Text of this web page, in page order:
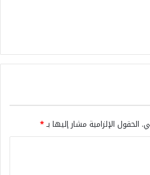
الحقول الإلزامية مشار إليها بـ*